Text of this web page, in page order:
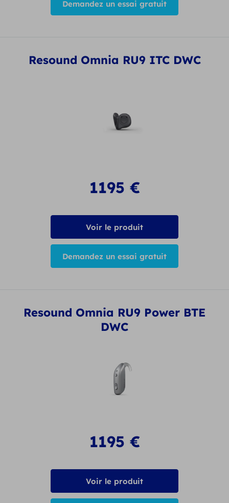
Demandez un essai gratuit
Resound Omnia RU9 ITC DWC
1195 €
Voir le produit
Demandez un essai gratuit
Resound Omnia RU9 Power BTE
DWC
1195 €
Voir le produit